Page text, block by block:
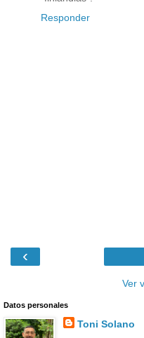
Responder
‹
Ver
Datos personales
Toni Solano